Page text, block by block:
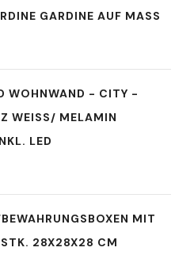
GARDINE AUF MASS
WOHNWAND - CITY -
WEISS/ MELAMIN
LED
MIT
28X28X28 CM